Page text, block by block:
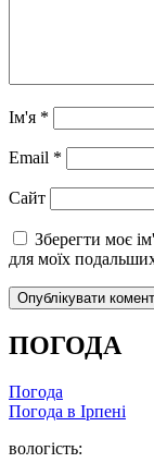
Ім'я *
Email *
Сайт
Зберегти моє
для моїх
ПОГОДА
Погода
Погода в Ірпені
вологість: